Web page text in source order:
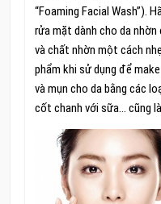
“Foaming Facial Wash”).
rửa mặt dành cho da
và chất nhờn một cách
phẩm khi sử dụng để
và mụn cho da bằng các
cốt chanh với sữa… cũng